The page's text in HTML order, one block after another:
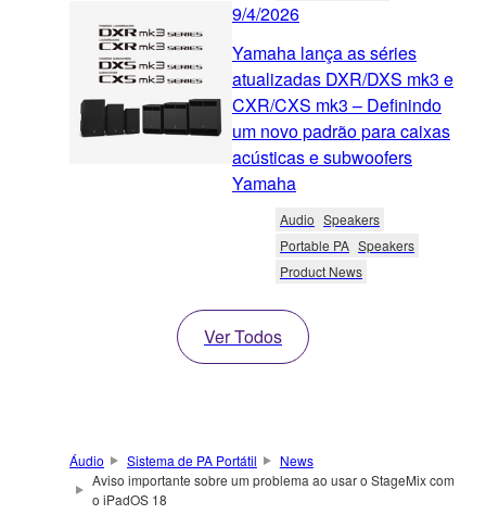
9/4/2026
Yamaha lança as séries
atualizadas DXR/DXS mk3 e
CXR/CXS mk3 – Definindo
um novo padrão para caixas
acústicas e subwoofers
Yamaha
Audio Speakers
Portable PA Speakers
Product News
Ver Todos
Áudio Sistema de PA Portátil
News
Aviso importante sobre um problema ao usar o StageMix com
o iPadOS 18